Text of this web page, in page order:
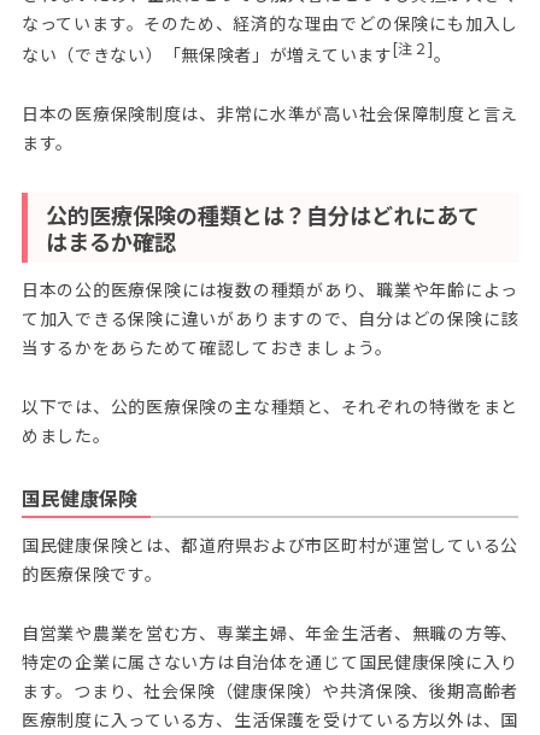
なっています。そのため、経済的な理由でどの保険にも加入し
ない（できない）「無保険者」が増えています[注２]。
日本の医療保険制度は、非常に水準が高い社会保障制度と言え
ます。
公的医療保険の種類とは？自分はどれにあて
はまるか確認
日本の公的医療保険には複数の種類があり、職業や年齢によっ
て加入できる保険に違いがありますので、自分はどの保険に該
当するかをあらためて確認しておきましょう。
以下では、公的医療保険の主な種類と、それぞれの特徴をまと
めました。
国民健康保険
国民健康保険とは、都道府県および市区町村が運営している公
的医療保険です。
自営業や農業を営む方、専業主婦、年金生活者、無職の方等、
特定の企業に属さない方は自治体を通じて国民健康保険に入り
ます。つまり、社会保険（健康保険）や共済保険、後期高齢者
医療制度に入っている方、生活保護を受けている方以外は、国